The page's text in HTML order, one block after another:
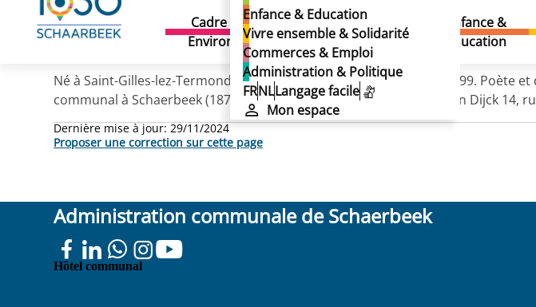
Enfance & Education
Vivre ensemble & Solidarité
Commerces & Emploi
Administration & Politique
FRNLLangage facile
Mon espace
Cadre de vie &
Environnement
Culture & Loisirs
Enfance &
Education
Publié le 29/11/2024
Né à Saint-Gilles-lez-Termonde en 1834, décédé à Schaerbeek en 1899.
communal à Schaerbeek (1879-1884). Habitait à Schaerbeek, rue Van Dijck 14,
Dernière mise à jour:29/11/2024
Proposer une correction sur cette page
Administration communale de Schaerbeek
Hôtel communal